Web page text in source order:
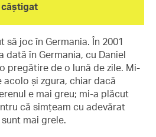
câștigat
să joc în Germania. În 2001
dată în Germania, cu Daniel
pregătire de o lună de zile. Mi-
și zgura, chiar dacă
e mai greu; mi-a plăcut
că simțeam cu adevărat
mai grele.